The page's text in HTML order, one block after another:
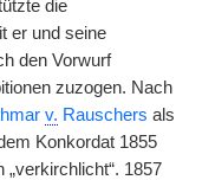
die
er und seine
den Vorwurf
zuzogen. Nach
v. Rauschers als
Konkordat 1855
1857